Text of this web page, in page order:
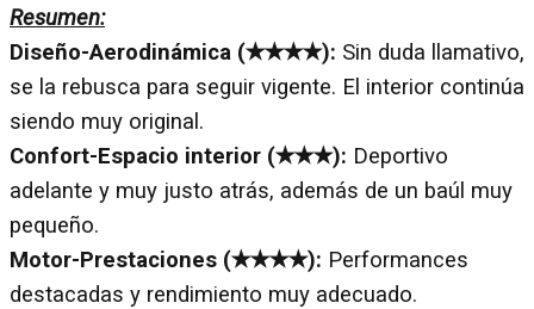
Resumen:
Diseño-Aerodinámica (✭✭✭✭): Sin duda llamativo,
se la rebusca para seguir vigente. El interior continúa
siendo muy original.
Confort-Espacio interior (✭✭✭): Deportivo
adelante y muy justo atrás, además de un baúl muy
pequeño.
Motor-Prestaciones (✭✭✭✭): Performances
destacadas y rendimiento muy adecuado.